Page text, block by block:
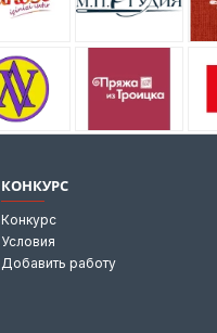
КОНКУРС
Конкурс
Условия
Добавить работу